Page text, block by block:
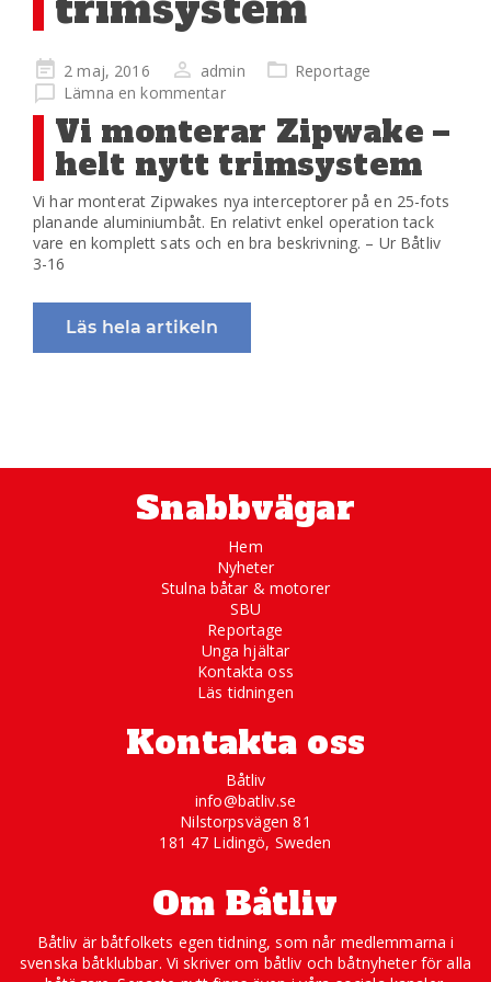
Publicerad
på
2 maj, 2016 admin
Reportage
Lämna en kommentar
Vi monterar Zipwake –
helt nytt trimsystem
Vi har monterat Zipwakes nya interceptorer på en 25-fots
planande aluminiumbåt. En relativt enkel operation tack
vare en komplett sats och en bra beskrivning. – Ur Båtliv
3-16
Läs hela artikeln
Snabbvägar
Hem
Nyheter
Stulna båtar & motorer
SBU
Reportage
Unga hjältar
Kontakta oss
Läs tidningen
Kontakta oss
Båtliv
info@batliv.se
Nilstorpsvägen 81
181 47 Lidingö, Sweden
Om Båtliv
Båtliv är båtfolkets egen tidning, som når medlemmarna i
svenska båtklubbar. Vi skriver om båtliv och båtnyheter för alla